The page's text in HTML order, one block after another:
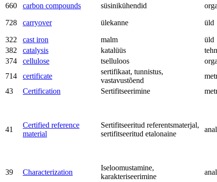
660
carbon compounds süsinikühendid
728 carryover ülekanne üld
322 cast iron malm
üld
382
catalysis katalüüs
374
cellulose tselluloos
714
certificate
sertifikaat, tunnistus,
vastavustõend
43
Certification Sertifitseerimine
41
Certified reference
material
Sertifitseeritud referentsmaterjal,
sertifitseeritud etalonaine
39 Characterization
Iseloomustamine,
karakteriseerimine